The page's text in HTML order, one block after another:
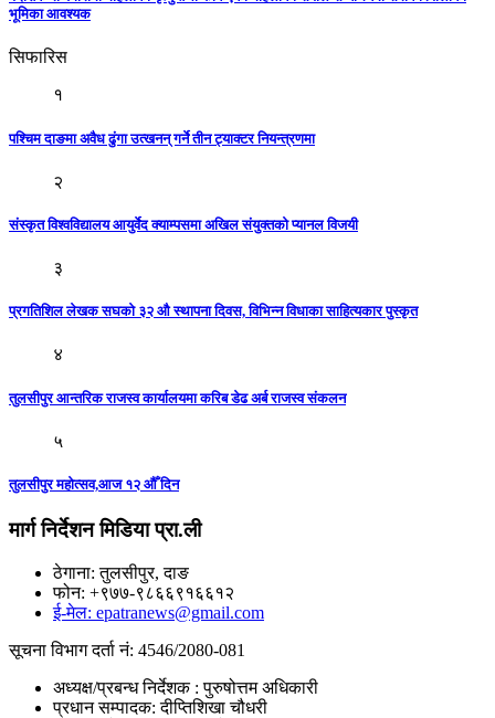
भूमिका आवश्यक
सिफारिस
१
पश्चिम दाङमा अवैध ढुंगा उत्खनन् गर्ने तीन ट्याक्टर नियन्त्रणमा
२
संस्कृत विश्वविद्यालय आयुर्वेद क्याम्पसमा अखिल संयुक्तको प्यानल विजयी
३
प्रगतिशिल लेखक सघकाे ३२ औ स्थापना दिवस, विभिन्न विधाका साहित्यकार पुस्कृत
४
तुलसीपुर आन्तरिक राजस्व कार्यालयमा करिब डेढ अर्ब राजस्व संकलन
५
तुलसीपुर महाेत्सव,आज १२ औँ दिन
मार्ग निर्देशन मिडिया प्रा.ली
ठेगाना: तुलसीपुर, दाङ
फोन: +९७७-९८६६९१६६१२
ई-मेल: epatranews@gmail.com
सूचना विभाग दर्ता नं: 4546/2080-081
अध्यक्ष/प्रबन्ध निर्देशक : पुरुषोत्तम अधिकारी
प्रधान सम्पादक: दीप्तिशिखा चौधरी